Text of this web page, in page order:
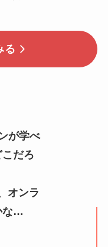
る
が学べ
だろ
オンラ
な…